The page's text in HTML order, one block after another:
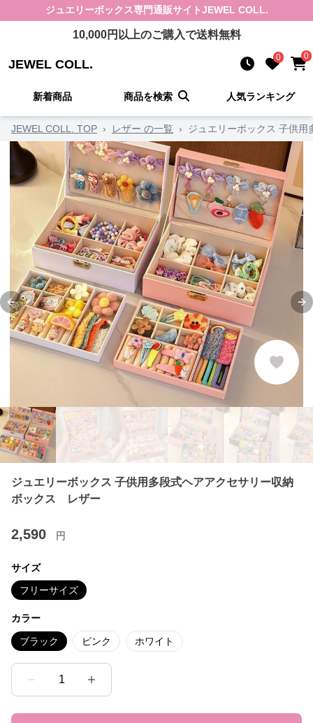
ジュエリーボックス専門通販サイトJEWEL COLL.
10,000円以上のご購入で送料無料
JEWEL COLL. 0 0
新着商品 商品を検索 人気ランキング
JEWEL COLL. TOP › レザー の一覧 › ジュエリーボックス 子供
Previous slide
ジュエリーボックス 子供用多段式ヘアアクセサリー収納
ボックス レザー
2,590 円
サイズ
フリーサイズ
カラー
ブラック ピンク ホワイト
1